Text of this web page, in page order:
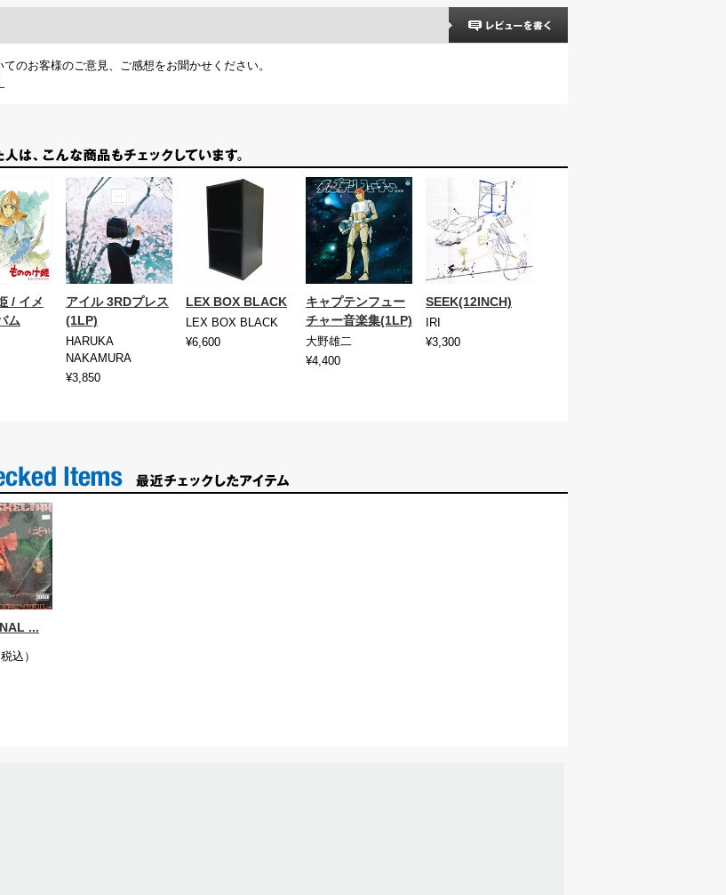
のお客様のご意見、ご感想をお聞かせください。
/ イメ
ム
アイル 3RDプレス
(1LP)
HARUKA
NAKAMURA
¥3,850
LEX BOX BLACK
LEX BOX BLACK
¥6,600
キャプテンフュー
チャー音楽集(1LP)
大野雄二
¥4,400
SEEK(12INCH)
IRI
¥3,300
...
込）